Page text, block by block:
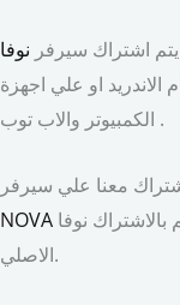
يتم اشتراك سيرفر
الاندريد او علي اجهزة
الكمبيوتر والاب توب .
معنا علي سيرفر
NOVA
الاصلي.